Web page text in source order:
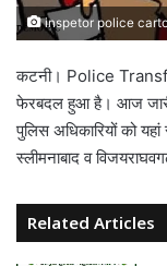
inspetor police
कटनी। Police
फेरबदल हुआ है। आज जारी
पुलिस अधिकारियों को
स्लीमनाबाद व
Related Articles